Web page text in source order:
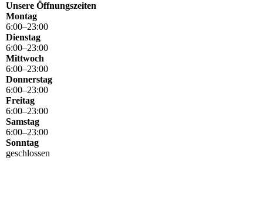
Unsere Öffnungszeiten
Montag
6:00–23:00
Dienstag
6:00–23:00
Mittwoch
6:00–23:00
Donnerstag
6:00–23:00
Freitag
6:00–23:00
Samstag
6:00–23:00
Sonntag
geschlossen